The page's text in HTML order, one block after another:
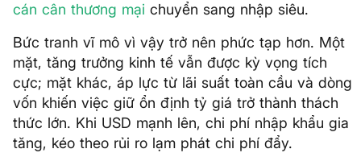
cán cân thương mại chuyển sang nhập siêu.
Bức tranh vĩ mô vì vậy trở nên phức tạp hơn. Một
mặt, tăng trưởng kinh tế vẫn được kỳ vọng tích
cực; mặt khác, áp lực từ lãi suất toàn cầu và dòng
vốn khiến việc giữ ổn định tỷ giá trở thành thách
thức lớn. Khi USD mạnh lên, chi phí nhập khẩu gia
tăng, kéo theo rủi ro lạm phát chi phí đẩy.